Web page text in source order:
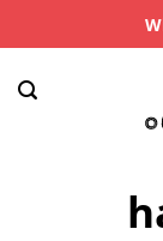
Inhalt
springen